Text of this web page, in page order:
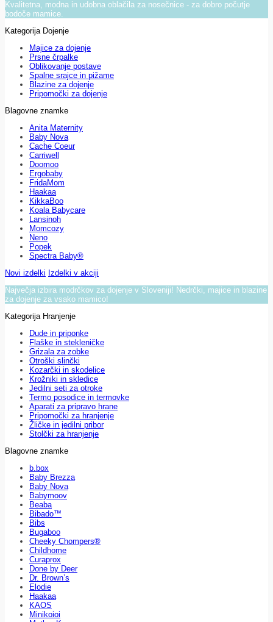
Kvalitetna, modna in udobna oblačila za nosečnice - za dobro počutje
bodoče mamice.
Kategorija Dojenje
Majice za dojenje
Prsne črpalke
Oblikovanje postave
Spalne srajce in pižame
Blazine za dojenje
Pripomočki za dojenje
Blagovne znamke
Anita Maternity
Baby Nova
Cache Coeur
Carriwell
Doomoo
Ergobaby
FridaMom
Haakaa
KikkaBoo
Koala Babycare
Lansinoh
Momcozy
Neno
Popek
Spectra Baby®
Novi izdelki Izdelki v akciji
Največja izbira modrčkov za dojenje v Sloveniji! Nedrčki, majice in blazine
za dojenje za vsako mamico!
Kategorija Hranjenje
Dude in priponke
Flaške in stekleničke
Grizala za zobke
Otroški slinčki
Kozarčki in skodelice
Krožniki in skledice
Jedilni seti za otroke
Termo posodice in termovke
Aparati za pripravo hrane
Pripomočki za hranjenje
Žličke in jedilni pribor
Stolčki za hranjenje
Blagovne znamke
b.box
Baby Brezza
Baby Nova
Babymoov
Beaba
Bibado™
Bibs
Bugaboo
Cheeky Chompers®
Childhome
Curaprox
Done by Deer
Dr. Brown’s
Elodie
Haakaa
KAOS
Minikoioi